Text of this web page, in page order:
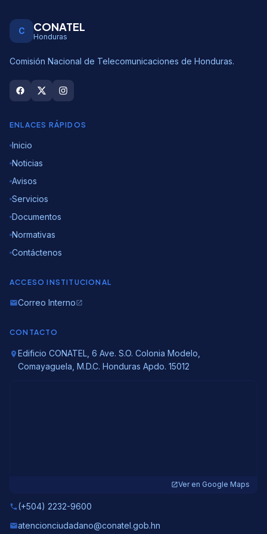
C CONATEL
Honduras
Comisión Nacional de Telecomunicaciones de Honduras.
ENLACES RÁPIDOS
Inicio
Noticias
Avisos
Servicios
Documentos
Normativas
Contáctenos
ACCESO INSTITUCIONAL
emailCorreo Internoopen_in_new
CONTACTO
location_on Edificio CONATEL, 6 Ave. S.O. Colonia Modelo,
Comayaguela, M.D.C. Honduras Apdo. 15012
open_in_newVer en Google Maps
phone(+504) 2232-9600
emailatencionciudadano@conatel.gob.hn